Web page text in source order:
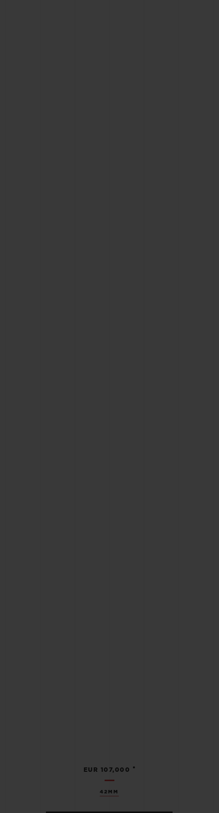
42MM
EUR 107,000 •